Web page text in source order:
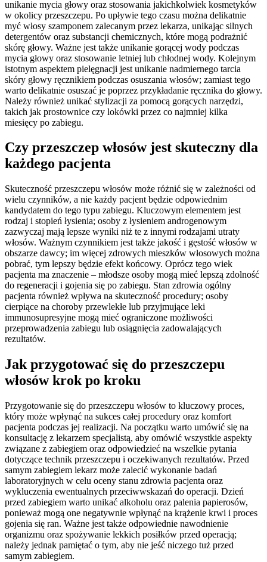
unikanie mycia głowy oraz stosowania jakichkolwiek kosmetyków
w okolicy przeszczepu. Po upływie tego czasu można delikatnie
myć włosy szamponem zalecanym przez lekarza, unikając silnych
detergentów oraz substancji chemicznych, które mogą podrażnić
skórę głowy. Ważne jest także unikanie gorącej wody podczas
mycia głowy oraz stosowanie letniej lub chłodnej wody. Kolejnym
istotnym aspektem pielęgnacji jest unikanie nadmiernego tarcia
skóry głowy ręcznikiem podczas osuszania włosów; zamiast tego
warto delikatnie osuszać je poprzez przykładanie ręcznika do głowy.
Należy również unikać stylizacji za pomocą gorących narzędzi,
takich jak prostownice czy lokówki przez co najmniej kilka
miesięcy po zabiegu.
Czy przeszczep włosów jest skuteczny dla
każdego pacjenta
Skuteczność przeszczepu włosów może różnić się w zależności od
wielu czynników, a nie każdy pacjent będzie odpowiednim
kandydatem do tego typu zabiegu. Kluczowym elementem jest
rodzaj i stopień łysienia; osoby z łysieniem androgenowym
zazwyczaj mają lepsze wyniki niż te z innymi rodzajami utraty
włosów. Ważnym czynnikiem jest także jakość i gęstość włosów w
obszarze dawcy; im więcej zdrowych mieszków włosowych można
pobrać, tym lepszy będzie efekt końcowy. Oprócz tego wiek
pacjenta ma znaczenie – młodsze osoby mogą mieć lepszą zdolność
do regeneracji i gojenia się po zabiegu. Stan zdrowia ogólny
pacjenta również wpływa na skuteczność procedury; osoby
cierpiące na choroby przewlekłe lub przyjmujące leki
immunosupresyjne mogą mieć ograniczone możliwości
przeprowadzenia zabiegu lub osiągnięcia zadowalających
rezultatów.
Jak przygotować się do przeszczepu
włosów krok po kroku
Przygotowanie się do przeszczepu włosów to kluczowy proces,
który może wpłynąć na sukces całej procedury oraz komfort
pacjenta podczas jej realizacji. Na początku warto umówić się na
konsultację z lekarzem specjalistą, aby omówić wszystkie aspekty
związane z zabiegiem oraz odpowiedzieć na wszelkie pytania
dotyczące technik przeszczepu i oczekiwanych rezultatów. Przed
samym zabiegiem lekarz może zalecić wykonanie badań
laboratoryjnych w celu oceny stanu zdrowia pacjenta oraz
wykluczenia ewentualnych przeciwwskazań do operacji. Dzień
przed zabiegiem warto unikać alkoholu oraz palenia papierosów,
ponieważ mogą one negatywnie wpłynąć na krążenie krwi i proces
gojenia się ran. Ważne jest także odpowiednie nawodnienie
organizmu oraz spożywanie lekkich posiłków przed operacją;
należy jednak pamiętać o tym, aby nie jeść niczego tuż przed
samym zabiegiem.